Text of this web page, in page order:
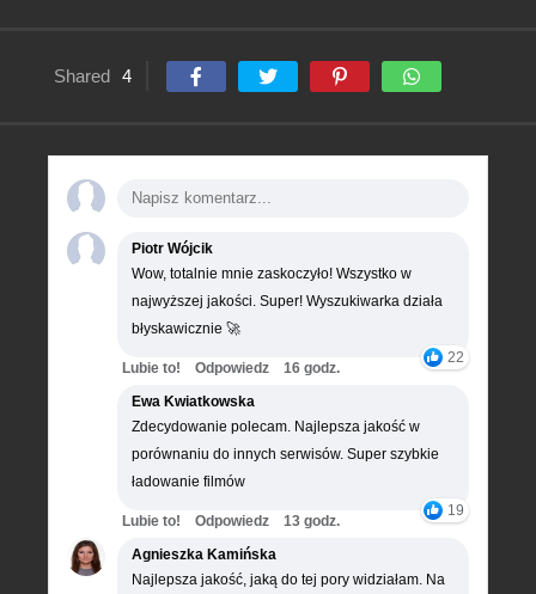
Shared 4
Piotr Wójcik
Wow, totalnie mnie zaskoczyło! Wszystko w
najwyższej jakości. Super! Wyszukiwarka działa
błyskawicznie 🚀
22
Lubie to! Odpowiedz
16 godz.
Ewa Kwiatkowska
Zdecydowanie polecam. Najlepsza jakość w
porównaniu do innych serwisów. Super szybkie
ładowanie filmów
19
Lubie to! Odpowiedz
13 godz.
Agnieszka Kamińska
Najlepsza jakość, jaką do tej pory widziałam. Na